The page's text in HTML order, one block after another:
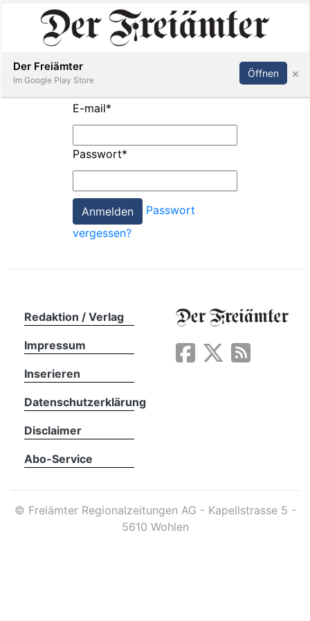
Paper
App
Inserieren Abonnieren Anmelden
E-mail*
Passwort*
Passwort
vergessen?
Redaktion / Verlag
Impressum
Inserieren
Datenschutzerklärung
Disclaimer
Abo-Service
© Freiämter Regionalzeitungen AG - Kapellstrasse 5 -
5610 Wohlen
Der Freiämter
Im Google Play Store
Öffnen ×